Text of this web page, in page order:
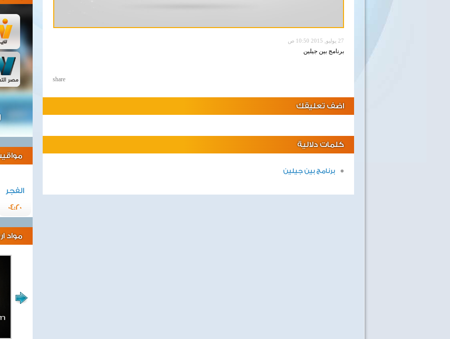
27 يوليو, 2015 10:50 ص
برنامج بين جيلين
share
اضف تعليقك
كلمات دلالية
برنامج بين جيلين
الفجر
04:20
مواد